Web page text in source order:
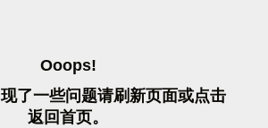
OOOPS!
现了一些问题请刷 新页面或点击
返 回首页。